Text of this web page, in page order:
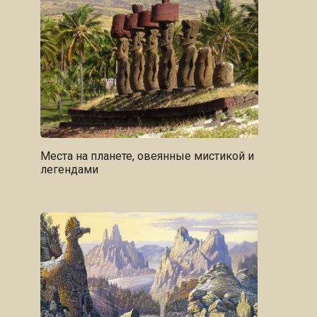
Места на планете, овеянные мистикой и
легендами